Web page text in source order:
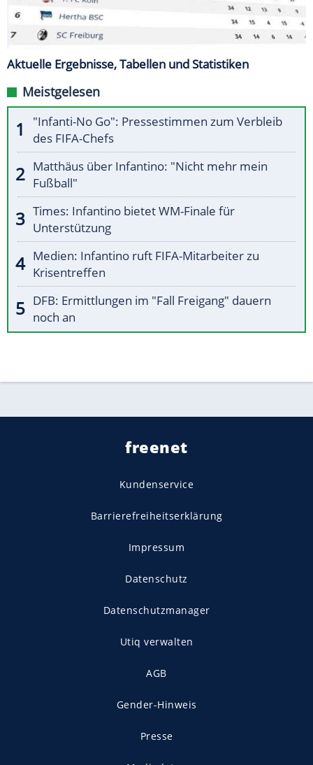
Aktuelle Ergebnisse, Tabellen und Statistiken
Meistgelesen
"Infanti-No Go": Pressestimmen zum Verbleib
des FIFA-Chefs
Matthäus über Infantino: "Nicht mehr mein
Fußball"
Times: Infantino bietet WM-Finale für
Unterstützung
Medien: Infantino ruft FIFA-Mitarbeiter zu
Krisentreffen
DFB: Ermittlungen im "Fall Freigang" dauern
noch an
freenet
Kundenservice
Barrierefreiheitserklärung
Impressum
Datenschutz
Datenschutzmanager
Utiq verwalten
AGB
Gender-Hinweis
Presse